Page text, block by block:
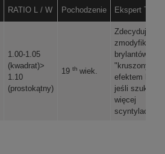
RATIO L / W Pochodzenie Ekspert Tip.
1.00-1.05
(kwadrat)>
1.10
(prostokątny)
19 th wiek.
Zdecyduj się
brylantów z
"kruszonym
efektem lodu",
jeśli szukasz
więcej
scyntylacji.